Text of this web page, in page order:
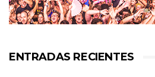
ENTRADAS RECIENTES